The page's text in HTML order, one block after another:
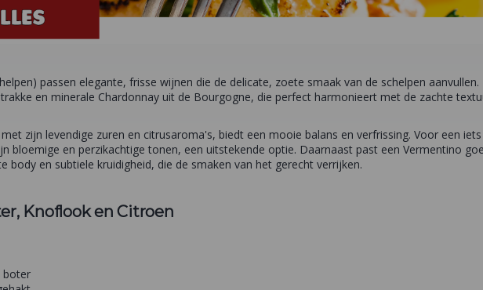
passen elegante, frisse wijnen die de delicate, zoete smaak van de schelpen aanvullen.
en minerale Chardonnay uit de Bourgogne, die perfect harmonieert met de zachte
zijn levendige zuren en citrusaroma's, biedt een mooie balans en verfrissing. Voor een
bloemige en perzikachtige tonen, een uitstekende optie. Daarnaast past een Vermentino
body en subtiele kruidigheid, die de smaken van het gerecht verrijken.
Knoflook en Citroen
boter